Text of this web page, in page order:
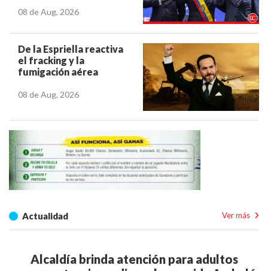
Espriella
08 de Aug, 2026
De la Espriella reactiva
el fracking y la
fumigación aérea
08 de Aug, 2026
Alcaldía brinda atención para adultos
Actualidad Ver más